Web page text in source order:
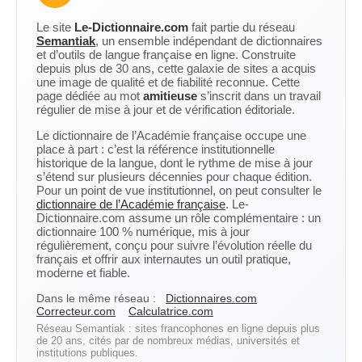
Le site Le-Dictionnaire.com fait partie du réseau
Semantiak, un ensemble indépendant de dictionnaires
et d’outils de langue française en ligne. Construite
depuis plus de 30 ans, cette galaxie de sites a acquis
une image de qualité et de fiabilité reconnue. Cette
page dédiée au mot amitieuse s’inscrit dans un travail
régulier de mise à jour et de vérification éditoriale.
Le dictionnaire de l’Académie française occupe une
place à part : c’est la référence institutionnelle
historique de la langue, dont le rythme de mise à jour
s’étend sur plusieurs décennies pour chaque édition.
Pour un point de vue institutionnel, on peut consulter le
dictionnaire de l’Académie française. Le-
Dictionnaire.com assume un rôle complémentaire : un
dictionnaire 100 % numérique, mis à jour
régulièrement, conçu pour suivre l’évolution réelle du
français et offrir aux internautes un outil pratique,
moderne et fiable.
Dans le même réseau :
Dictionnaires.com
Correcteur.com
Calculatrice.com
Réseau Semantiak : sites francophones en ligne depuis plus
de 20 ans, cités par de nombreux médias, universités et
institutions publiques.